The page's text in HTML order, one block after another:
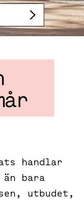
handlar
än bara
utbudet,